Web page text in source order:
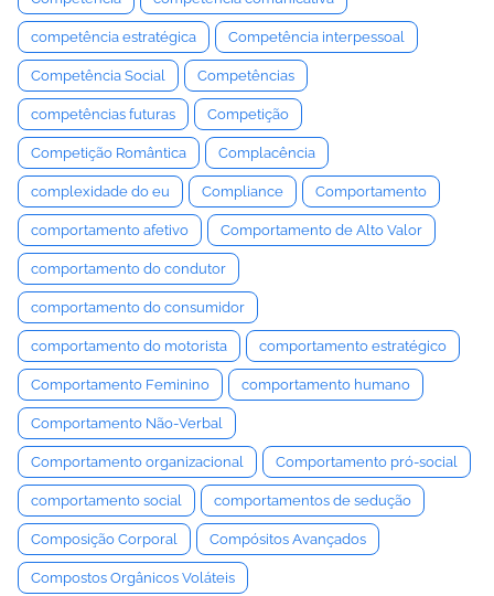
competência estratégica Competência interpessoal
Competência Social Competências
competências futuras Competição
Competição Romântica Complacência
complexidade do eu Compliance Comportamento
comportamento afetivo Comportamento de Alto Valor
comportamento do condutor
comportamento do consumidor
comportamento do motorista comportamento estratégico
Comportamento Feminino comportamento humano
Comportamento Não-Verbal
Comportamento organizacional Comportamento pró-social
comportamento social comportamentos de sedução
Composição Corporal Compósitos Avançados
Compostos Orgânicos Voláteis